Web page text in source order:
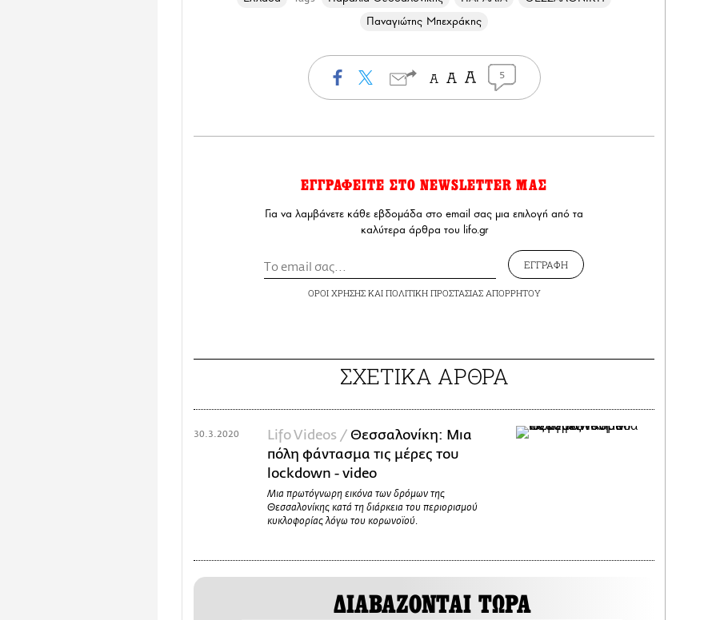
Παναγιώτης Μπεχράκης
5
ΕΓΓΡΑΦΕΙΤΕ ΣΤΟ NEWSLETTER ΜΑΣ
Για να λαμβάνετε κάθε εβδομάδα στο email σας μια επιλογή από τα
καλύτερα άρθρα του lifo.gr
ΕΓΓΡΑΦΗ
ΟΡΟΙ ΧΡΗΣΗΣΚΑΙ ΠΟΛΙΤΙΚΗ ΠΡΟΣΤΑΣΙΑΣ ΑΠΟΡΡΗΤΟΥ
ΣΧΕΤΙΚΑ ΑΡΘΡΑ
Lifo Videos / Θεσσαλονίκη: Μια
πόλη φάντασμα τις μέρες του
lockdown - video
Μια πρωτόγνωρη εικόνα των δρόμων της
Θεσσαλονίκης κατά τη διάρκεια του περιορισμού
κυκλοφορίας λόγω του κορωνοϊού.
30.3.2020
ΔΙΑΒΑΖΟΝΤΑΙ ΤΩΡΑ